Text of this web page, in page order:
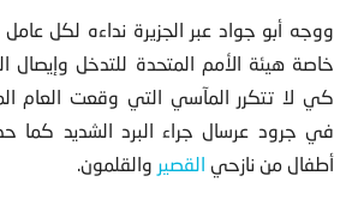
ووجه أبو جواد عبر الجزيرة نداءه لكل
خاصة هيئة الأمم المتحدة للتدخل وإيصال
كي لا تتكرر المآسي التي وقعت العام
في جرود عرسال جراء البرد الشديد كما
أطفال من نازحي القصير والقلمون.